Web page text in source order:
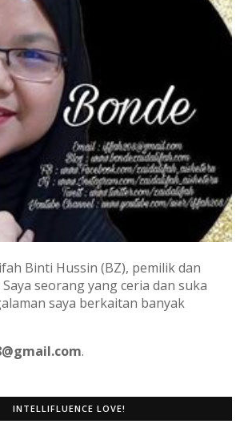
Binti Hussin (BZ), pemilik dan
seorang yang ceria dan suka
saya berkaitan banyak
.
INTELLIFLUENCE LOVE!